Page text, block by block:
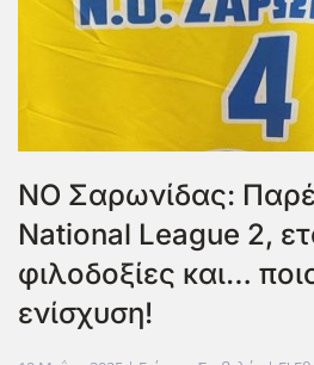
ΝΟ Σαρωνίδας:
National League 2,
φιλοδοξίες και…
ενίσχυση!